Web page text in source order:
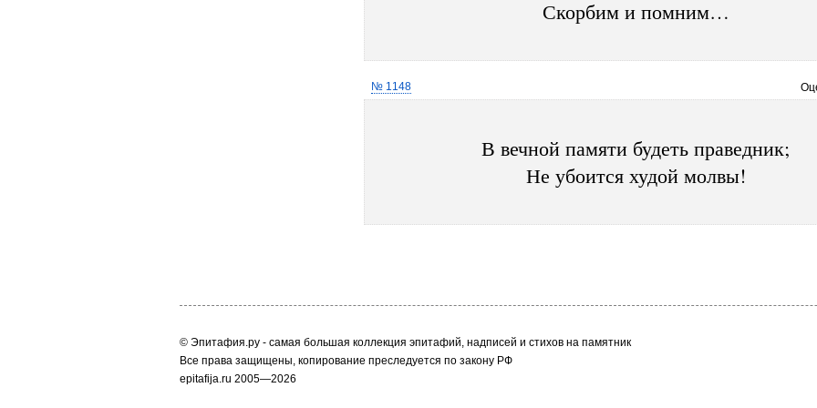
Скорбим и помним…
№ 1148
В вечной памяти будеть праведник;
Не убоится худой молвы!
© Эпитафия.ру - самая большая коллекция эпитафий, надписей и стихов на памятник
Все права защищены, копирование преследуется по закону РФ
epitafija.ru 2005—2026